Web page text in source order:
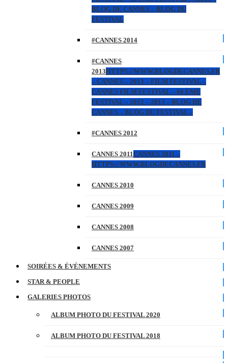
BLOG DE CANNES – BLOG DU
FESTIVAL
#CANNES 2014
#CANNES
2013HTTPS://WWW.BLOGDECANNES.FR
– CANNES – 2013 – FILM FESTIVAL –
CANNES FILM FESTIVAL – 66 EME
FESTIVAL – 2012 – 2013 – BLOG DE
CANNES – BLOG DU FESTIVAL –
#CANNES 2012
CANNES 2011CANNES 2011 –
HTTPS://WWW.BLOGDECANNES.FR
CANNES 2010
CANNES 2009
CANNES 2008
CANNES 2007
SOIRÉES & ÉVÉNEMENTS
STAR & PEOPLE
GALERIES PHOTOS
ALBUM PHOTO DU FESTIVAL 2020
ALBUM PHOTO DU FESTIVAL 2018